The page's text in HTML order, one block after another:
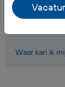
Welke
Waar kan ik